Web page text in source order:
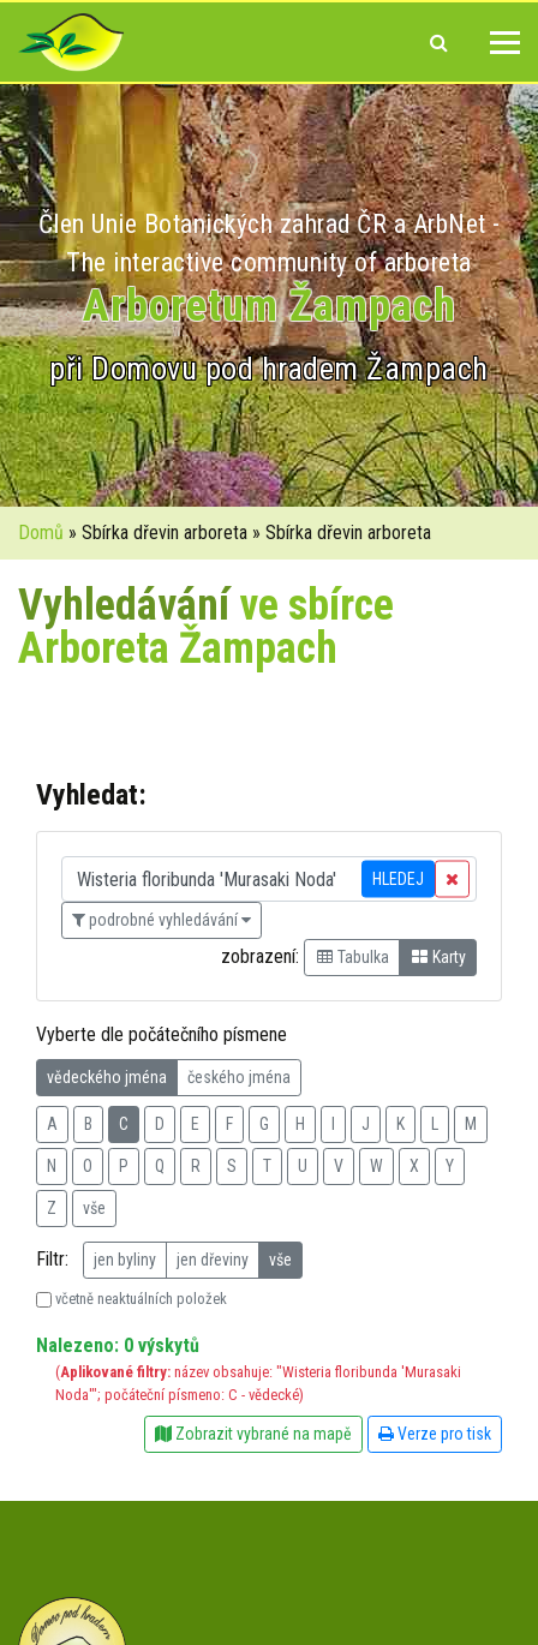
Člen Unie Botanických zahrad ČR a ArbNet -
The interactive community of arboreta
Arboretum Žampach
při Domovu pod hradem Žampach
Domů » Sbírka dřevin arboreta » Sbírka dřevin arboreta
Vyhledáváníve sbírce
Arboreta Žampach
Vyhledat:
HLEDEJ
podrobné vyhledávání
zobrazení: Tabulka Karty
Vyberte dle počátečního písmene
vědeckého jména českého jména
A B C D E F G H J K M
N O P Q R S T U V W X Y
Z vše
Filtr: jen byliny jen dřeviny vše
včetně neaktuálních položek
Nalezeno: 0 výskytů
(Aplikované filtry: název obsahuje: "Wisteria floribunda 'Murasaki
Noda'"; počáteční písmeno: C - vědecké)
Zobrazit vybrané na mapě Verze pro tisk